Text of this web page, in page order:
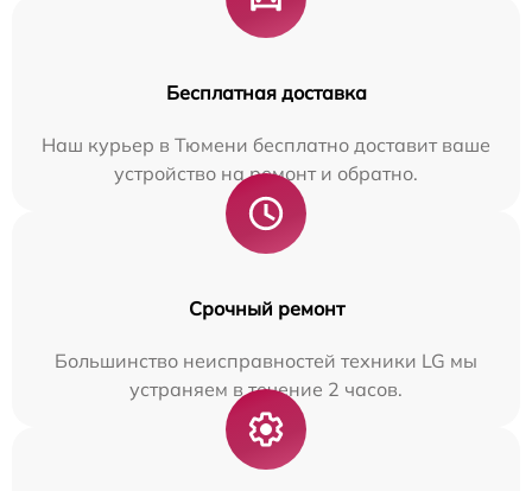
Бесплатная доставка
Наш курьер в Тюмени бесплатно доставит ваше
устройство на ремонт и обратно.
Срочный ремонт
Большинство неисправностей техники LG мы
устраняем в течение 2 часов.